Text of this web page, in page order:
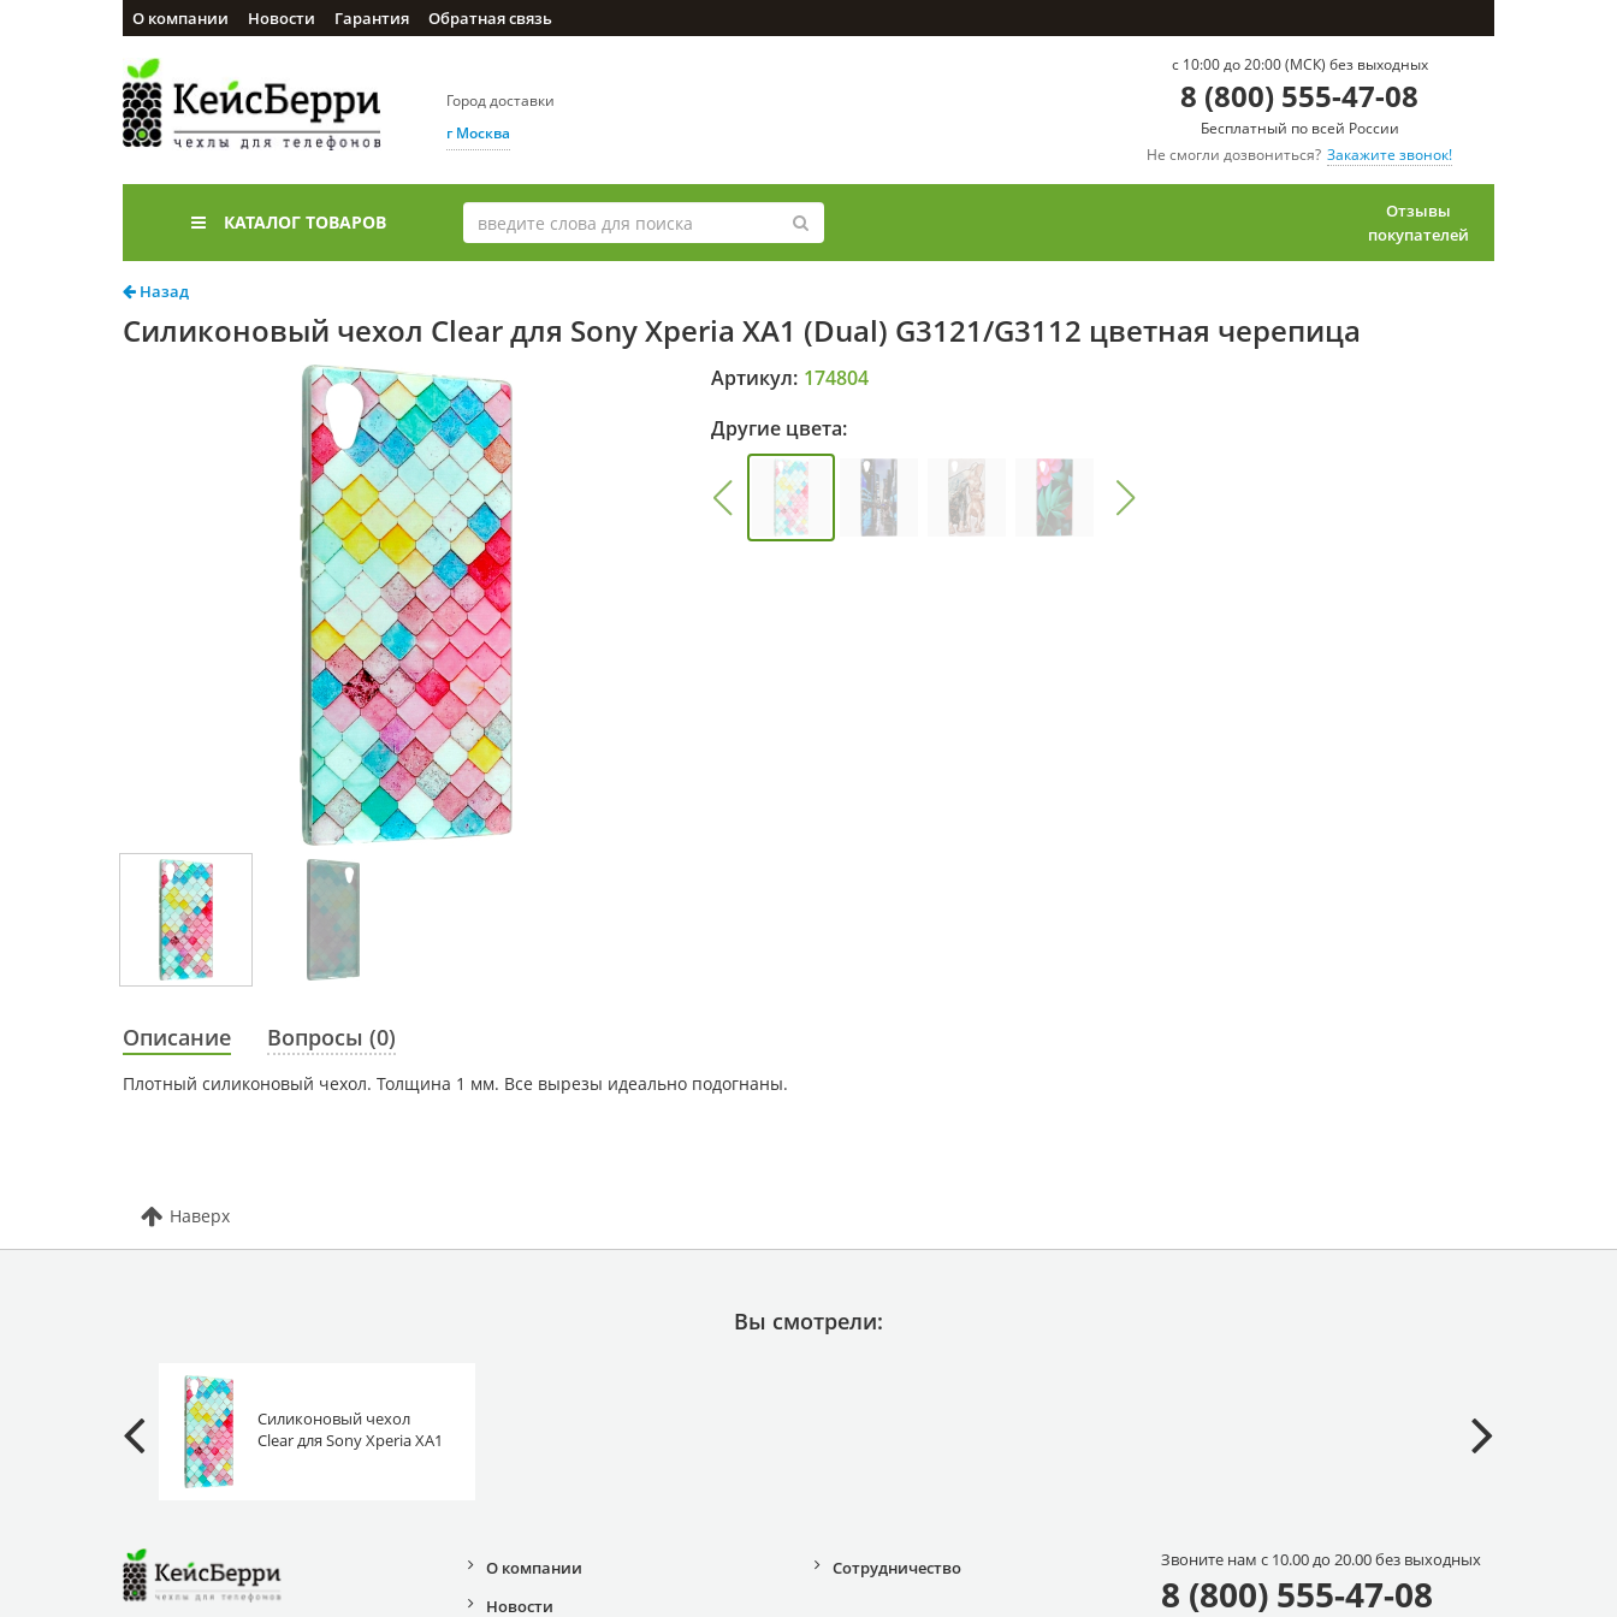
О компании Новости Гарантия Обратная связь
Город доставки
г Москва
c 10:00 до 20:00 (МСК) без выходных
8 (800) 555-47-08
Бесплатный по всей России
Не смогли дозвониться? Закажите звонок!
КАТАЛОГ ТОВАРОВ
Отзывы
покупателей
Назад
Силиконовый чехол Clear для Sony Xperia XA1 (Dual) G3121/G3112 цветная черепица
Артикул: 174804
Другие цвета:
Описание Вопросы (0)
Плотный силиконовый чехол. Толщина 1 мм. Все вырезы идеально подогнаны.
Наверх
Вы смотрели:
Силиконовый чехол
Clear для Sony Xperia XA1
О компании
Новости
Сотрудничество Звоните нам с 10.00 до 20.00 без выходных
8 (800) 555-47-08